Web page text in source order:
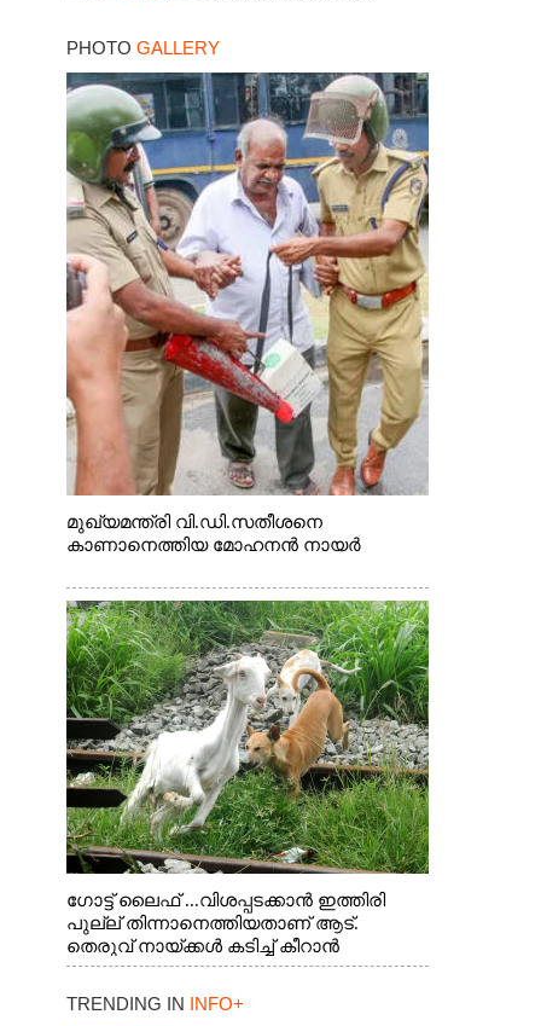
അപേക്ഷിക്കൂ
PHOTO GALLERY
മുഖ്യമന്ത്രി വി.ഡി.സതീശനെ
കാണാനെത്തിയ മോഹനൻ നായർ
ഗോട്ട് ലൈഫ് ...വിശപ്പടക്കാൻ ഇത്തിരി
പുല്ല് തിന്നാനെത്തിയതാണ് ആട്.
തെരുവ് നായ്ക്കൾ കടിച്ച് കീറാൻ
വന്നതോടെ വയറിന്റെ ആന്തൽ മറന്ന്
വാത്തുരുത്തിയിൽ നിന്നുള്ള കാഴ്ച
TRENDING IN INFO+